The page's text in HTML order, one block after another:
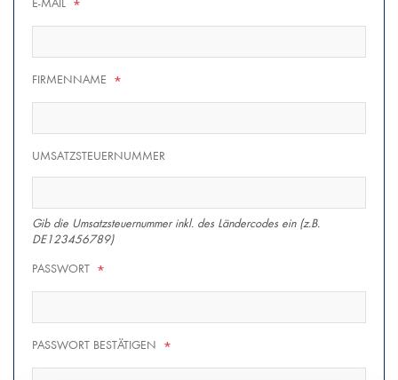
*
FIRMENNAME *
UMSATZSTEUERNUMMER
Gib die Umsatzsteuernummer inkl. des Ländercodes ein (z.B.
DE123456789)
PASSWORT *
PASSWORT BESTÄTIGEN *